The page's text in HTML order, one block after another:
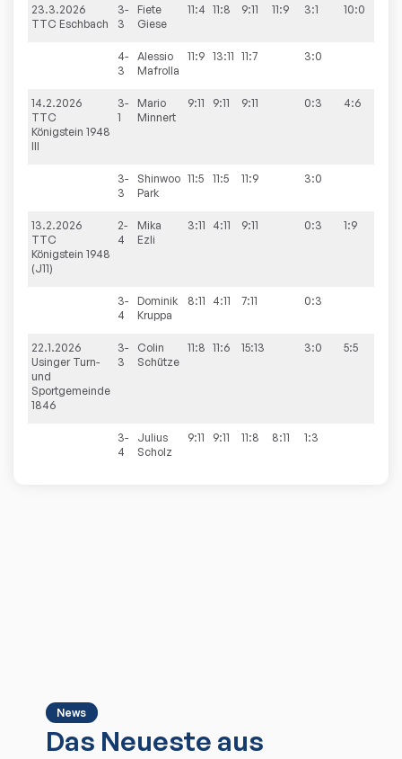
23.3.2026
TTC Eschbach
3-
3
Fiete
Giese
11:4 11:8 9:11 11:9 3:1 10:0
4-
3
Alessio
Mafrolla
11:9 13:11 11:7 3:0
14.2.2026
TTC
Königstein 1948
III
3-
1
Mario
Minnert
9:11 9:11 9:11 0:3 4:6
3-
3
Shinwoo
Park
11:5 11:5 11:9 3:0
13.2.2026
TTC
Königstein 1948
(J11)
2-
4
Mika
Ezli
3:11 4:11 9:11 0:3 1:9
3-
4
Dominik
Kruppa
8:11 4:11 7:11 0:3
22.1.2026
Usinger Turn-
und
Sportgemeinde
1846
3-
3
Colin
Schütze
11:8 11:6 15:13 3:0 5:5
3-
4
Julius
Scholz
9:11 9:11 11:8 8:11 1:3
News
Das Neueste aus